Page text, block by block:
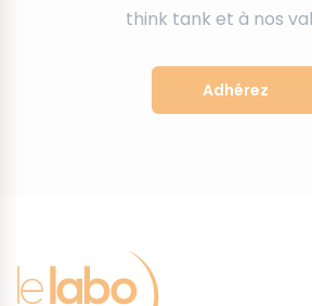
think tank et à nos
Adhérez